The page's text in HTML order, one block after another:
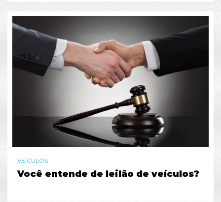
VEÍCULOS
Você entende de leilão de veículos?